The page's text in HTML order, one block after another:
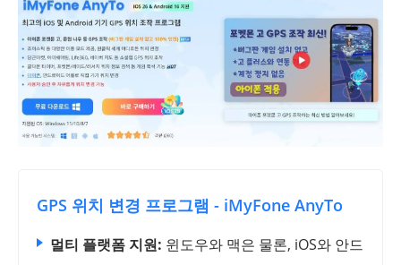
GPS 위치 변경 프로그램 - iMyFone AnyTo
멀티 플랫폼 지원: 윈도우와 맥은 물론, iOS와 안드